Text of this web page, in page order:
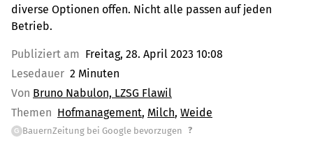
diverse Optionen offen. Nicht alle passen auf jeden
Betrieb.
Publiziert am Freitag, 28. April 2023 10:08
Lesedauer 2 Minuten
Von Bruno Nabulon, LZSG Flawil
Themen Hofmanagement Milch Weide
G BauernZeitung bei Google bevorzugen ?